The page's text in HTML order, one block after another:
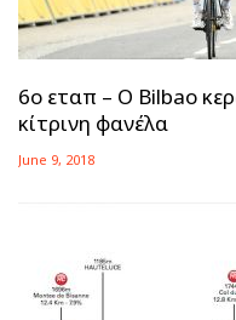
6ο εταπ – Ο Bilbao
κίτρινη φανέλα
June 9, 2018